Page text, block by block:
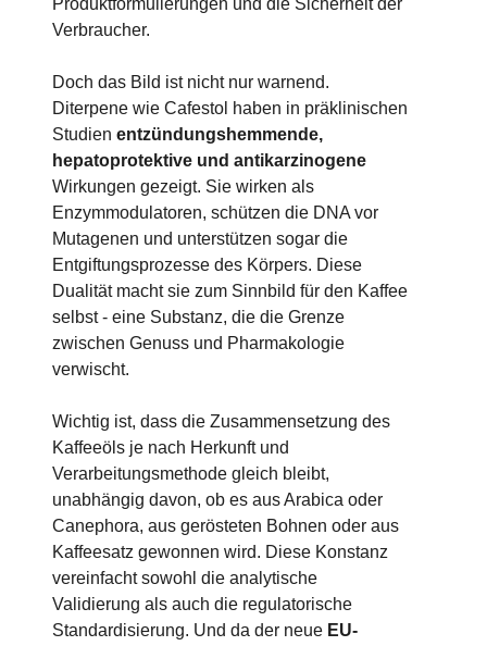
Produktformulierungen und die Sicherheit der
Verbraucher.
Doch das Bild ist nicht nur warnend.
Diterpene wie Cafestol haben in präklinischen
Studien entzündungshemmende,
hepatoprotektive und antikarzinogene
Wirkungen gezeigt. Sie wirken als
Enzymmodulatoren, schützen die DNA vor
Mutagenen und unterstützen sogar die
Entgiftungsprozesse des Körpers. Diese
Dualität macht sie zum Sinnbild für den Kaffee
selbst - eine Substanz, die die Grenze
zwischen Genuss und Pharmakologie
verwischt.
Wichtig ist, dass die Zusammensetzung des
Kaffeeöls je nach Herkunft und
Verarbeitungsmethode gleich bleibt,
unabhängig davon, ob es aus Arabica oder
Canephora, aus gerösteten Bohnen oder aus
Kaffeesatz gewonnen wird. Diese Konstanz
vereinfacht sowohl die analytische
Validierung als auch die regulatorische
Standardisierung. Und da der neue EU-